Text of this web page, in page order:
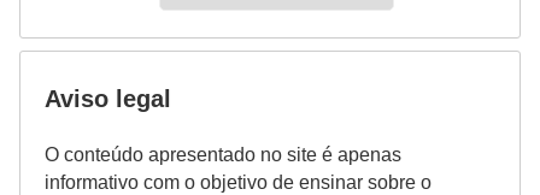
Aviso legal
O conteúdo apresentado no site é apenas
informativo com o objetivo de ensinar sobre o
ç
a
P
r